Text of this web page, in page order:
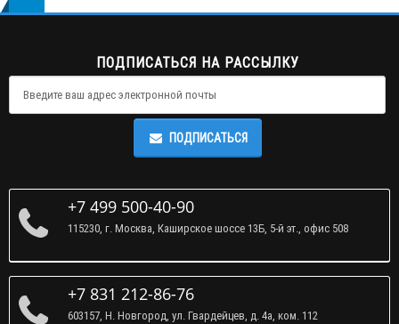
ПОДПИСАТЬСЯ НА РАССЫЛКУ
ПОДПИСАТЬСЯ
+7 499 500-40-90
115230, г. Москва, Каширское шоссе 13Б, 5-й эт., офис 508
+7 831 212-86-76
603157, Н. Новгород, ул. Гвардейцев, д. 4а, ком. 112